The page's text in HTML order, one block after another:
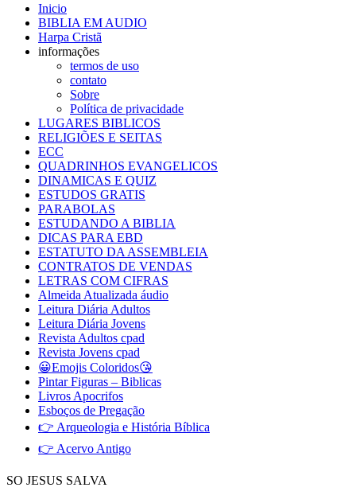
Inicio
BIBLIA EM AUDIO
Harpa Cristã
informações
termos de uso
contato
Sobre
Política de privacidade
LUGARES BIBLICOS
RELIGIÕES E SEITAS
ECC
QUADRINHOS EVANGELICOS
DINAMICAS E QUIZ
ESTUDOS GRATIS
PARABOLAS
ESTUDANDO A BIBLIA
DICAS PARA EBD
ESTATUTO DA ASSEMBLEIA
CONTRATOS DE VENDAS
LETRAS COM CIFRAS
Almeida Atualizada áudio
Leitura Diária Adultos
Leitura Diária Jovens
Revista Adultos cpad
Revista Jovens cpad
😀Emojis Coloridos😘
Pintar Figuras – Biblicas
Livros Apocrifos
Esboços de Pregação
👉 Arqueologia e História Bíblica
👉 Acervo Antigo
SO JESUS SALVA